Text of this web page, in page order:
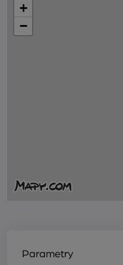
+
−
Parametry